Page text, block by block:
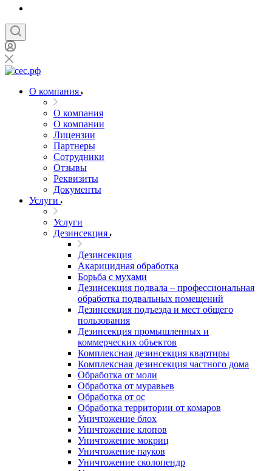
О компания
О компания
О компании
Лицензии
Партнеры
Сотрудники
Отзывы
Реквизиты
Документы
Услуги
Услуги
Дезинсекция
Дезинсекция
Акарицидная обработка
Борьба с мухами
Дезинсекция подвала – профессиональная
обработка подвальных помещений
Дезинсекция подъезда и мест общего
пользования
Дезинсекция промышленных и
коммерческих объектов
Комплексная дезинсекция квартиры
Комплексная дезинсекция частного дома
Обработка от моли
Обработка от муравьев
Обработка от ос
Обработка территории от комаров
Уничтожение блох
Уничтожение клопов
Уничтожение мокриц
Уничтожение пауков
Уничтожение сколопендр